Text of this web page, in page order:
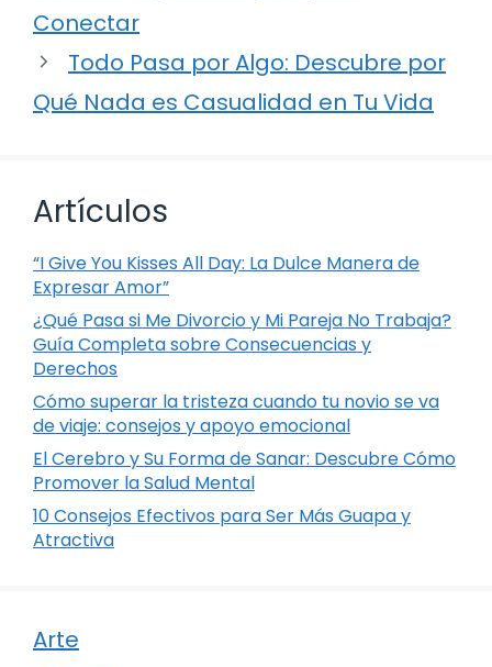
Conectar
Todo Pasa por Algo: Descubre por
Qué Nada es Casualidad en Tu Vida
Artículos
“I Give You Kisses All Day: La Dulce Manera de
Expresar Amor”
¿Qué Pasa si Me Divorcio y Mi Pareja No Trabaja?
Guía Completa sobre Consecuencias y
Derechos
Cómo superar la tristeza cuando tu novio se va
de viaje: consejos y apoyo emocional
El Cerebro y Su Forma de Sanar: Descubre Cómo
Promover la Salud Mental
10 Consejos Efectivos para Ser Más Guapa y
Atractiva
Arte